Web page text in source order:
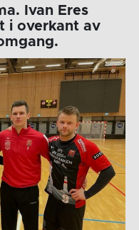
Ivan Eres
i overkant av